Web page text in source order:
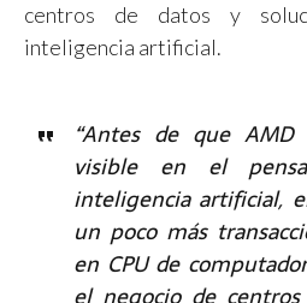
centros de datos y
inteligencia artificial.
“Antes de que
visible en el
inteligencia artificial,
un poco más
en CPU de